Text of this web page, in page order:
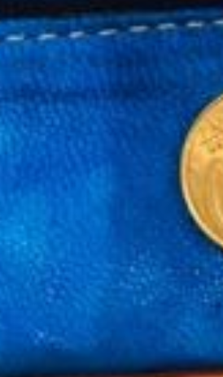
engagé pour une Intelligence Artificielle
lecture : 1 min /
Imprimer cet article
organisations,
inférieures au SMIC. Le
avril pour une application